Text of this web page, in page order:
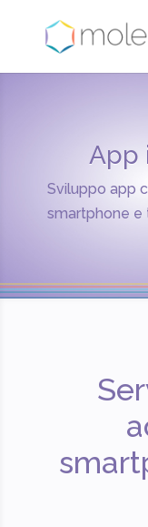
App
Sviluppo app
smartphone e